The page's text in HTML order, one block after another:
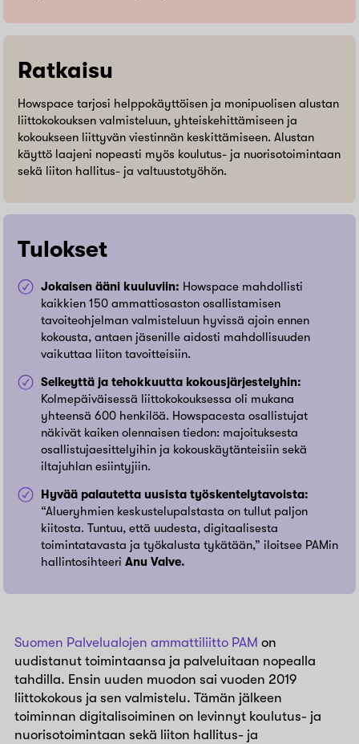
Ratkaisu
Howspace tarjosi helppokäyttöisen ja monipuolisen alustan
liittokokouksen valmisteluun, yhteiskehittämiseen ja
kokoukseen liittyvän viestinnän keskittämiseen. Alustan
käyttö laajeni nopeasti myös koulutus- ja nuorisotoimintaan
sekä liiton hallitus- ja valtuustotyöhön.
Tulokset
Jokaisen ääni kuuluviin: Howspace mahdollisti
kaikkien 150 ammattiosaston osallistamisen
tavoiteohjelman valmisteluun hyvissä ajoin ennen
kokousta, antaen jäsenille aidosti mahdollisuuden
vaikuttaa liiton tavoitteisiin.
Selkeyttä ja tehokkuutta kokousjärjestelyhin:
Kolmepäiväisessä liittokokouksessa oli mukana
yhteensä 600 henkilöä. Howspacesta osallistujat
näkivät kaiken olennaisen tiedon: majoituksesta
osallistujaesittelyihin ja kokouskäytänteisiin sekä
iltajuhlan esiintyjiin.
Hyvää palautetta uusista työskentelytavoista:
“Alueryhmien keskustelupalstasta on tullut paljon
kiitosta. Tuntuu, että uudesta, digitaalisesta
toimintatavasta ja työkalusta tykätään,” iloitsee PAMin
hallintosihteeri Anu Valve.
Suomen Palvelualojen ammattiliitto PAM on
uudistanut toimintaansa ja palveluitaan nopealla
tahdilla. Ensin uuden muodon sai vuoden 2019
liittokokous ja sen valmistelu. Tämän jälkeen
toiminnan digitalisoiminen on levinnyt koulutus- ja
nuorisotoimintaan sekä liiton hallitus- ja